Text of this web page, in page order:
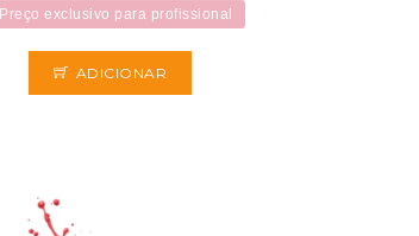
Preço exclusivo para profissional
ADICIONAR